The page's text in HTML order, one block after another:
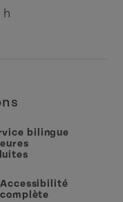
h
bilingue
Accessibilité
complète